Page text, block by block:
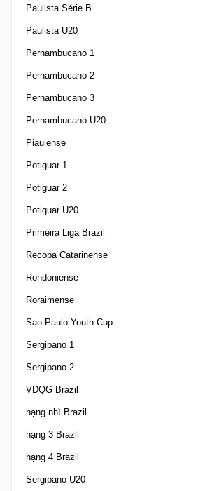
Paulista Série B
Paulista U20
Pernambucano 1
Pernambucano 2
Pernambucano 3
Pernambucano U20
Piauiense
Potiguar 1
Potiguar 2
Potiguar U20
Primeira Liga Brazil
Recopa Catarinense
Rondoniense
Roraimense
Sao Paulo Youth Cup
Sergipano 1
Sergipano 2
VĐQG Brazil
hạng nhì Brazil
hạng 3 Brazil
hạng 4 Brazil
Sergipano U20